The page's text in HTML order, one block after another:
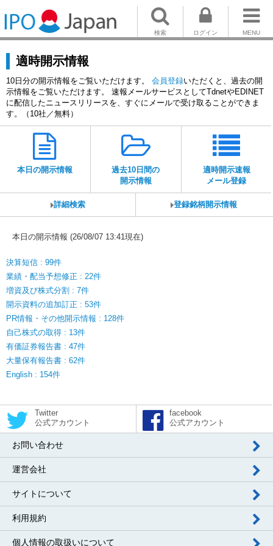
MENU
ログイン
検索
適時開示情報
10日分の開示情報をご覧いただけます。 会員登録いただくと、過去の開
示情報をご覧いただけます。 速報メールサービスとしてTdnetやEDINET
に配信したニュースリリースを、すぐにメールで受け取ることができま
す。（10社／無料）
本日の開示情報
過去10日間の
開示情報
適時開示速報
メール登録
詳細検索 登録銘柄開示情報
本日の開示情報 (26/08/07 13:41現在)
決算短信 : 99件
業績・配当予想修正 : 22件
増資及び株式分割 : 7件
開示資料の追加訂正 : 53件
PR情報・その他開示情報 : 128件
自己株式の取得 : 13件
有価証券報告書 : 47件
大量保有報告書 : 62件
English : 154件
Twitter
公式アカウント
facebook
公式アカウント
お問い合わせ
運営会社
サイトについて
利用規約
個人情報の取扱いについて